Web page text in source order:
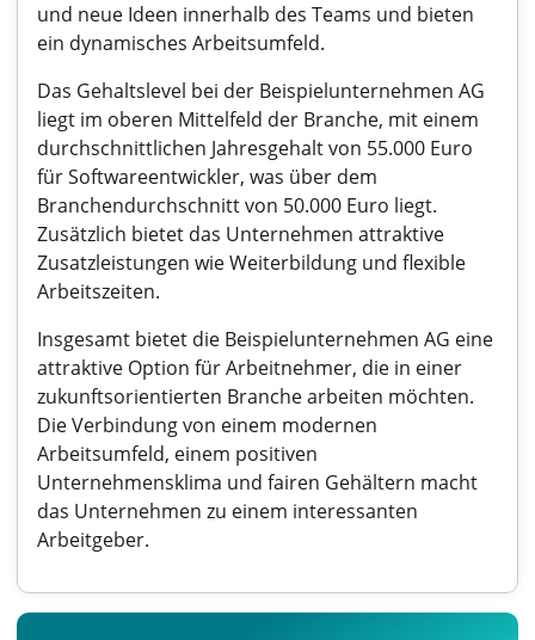
und neue Ideen innerhalb des Teams und bieten
ein dynamisches Arbeitsumfeld.
Das Gehaltslevel bei der Beispielunternehmen AG
liegt im oberen Mittelfeld der Branche, mit einem
durchschnittlichen Jahresgehalt von 55.000 Euro
für Softwareentwickler, was über dem
Branchendurchschnitt von 50.000 Euro liegt.
Zusätzlich bietet das Unternehmen attraktive
Zusatzleistungen wie Weiterbildung und flexible
Arbeitszeiten.
Insgesamt bietet die Beispielunternehmen AG eine
attraktive Option für Arbeitnehmer, die in einer
zukunftsorientierten Branche arbeiten möchten.
Die Verbindung von einem modernen
Arbeitsumfeld, einem positiven
Unternehmensklima und fairen Gehältern macht
das Unternehmen zu einem interessanten
Arbeitgeber.